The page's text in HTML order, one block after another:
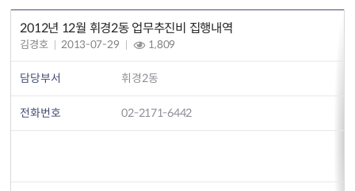
2012년 12월 휘경2동 업무추진비 집행내역
김경호 2013-07-29 1,809
담당부서 휘경2동
전화번호 02-2171-6442